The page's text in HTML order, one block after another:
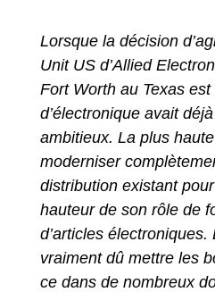
Lorsque la décision
Unit US d’Allied
Fort Worth au Texas est
d’électronique avait
ambitieux. La plus
moderniser
distribution existant
hauteur de son rôle de
d’articles électroniques.
vraiment dû mettre les
ce dans de nombreux